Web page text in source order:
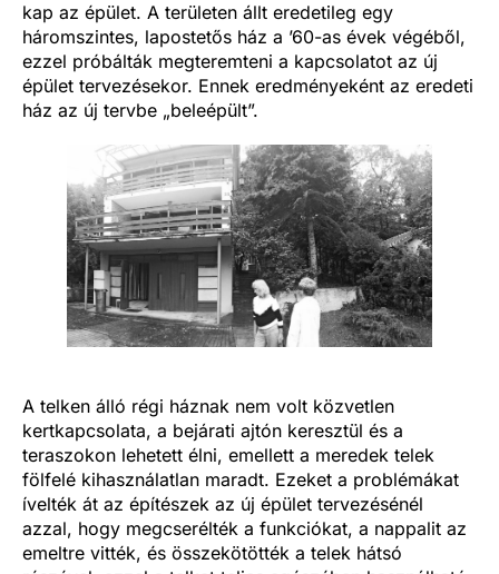
kap az épület. A területen állt eredetileg egy
háromszintes, lapostetős ház a ’60-as évek végéből,
ezzel próbálták megteremteni a kapcsolatot az új
épület tervezésekor. Ennek eredményeként az eredeti
ház az új tervbe „beleépült”.
A telken álló régi háznak nem volt közvetlen
kertkapcsolata, a bejárati ajtón keresztül és a
teraszokon lehetett élni, emellett a meredek telek
fölfelé kihasználatlan maradt. Ezeket a problémákat
ívelték át az építészek az új épület tervezésénél
azzal, hogy megcserélték a funkciókat, a nappalit az
emeltre vitték, és összekötötték a telek hátsó